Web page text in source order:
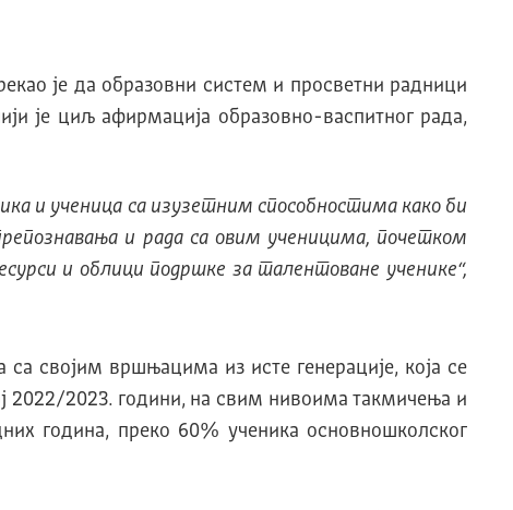
је да образовни систем и просветни радници
је циљ афирмација образовно-васпитног рада,
и ученица са изузетним способностима како би
и рада са овим ученицима, почетком
и облици подршке за талентоване ученике“,
својим вршњацима из исте генерације, која се
2022/2023. години, на свим нивоима такмичења и
година, преко 60% ученика основношколског